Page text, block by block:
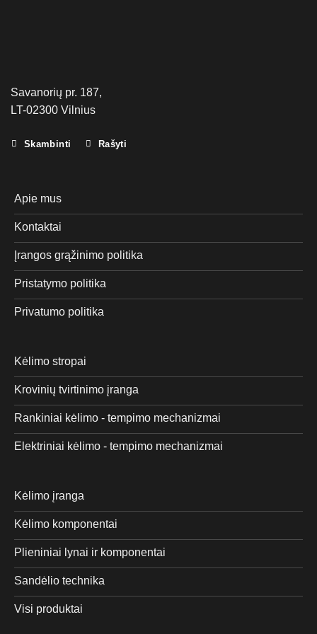
Savanorių pr. 187,
LT-02300 Vilnius
Skambinti Rašyti
Apie mus
Kontaktai
Įrangos grąžinimo politika
Pristatymo politika
Privatumo politika
Kėlimo stropai
Krovinių tvirtinimo įranga
Rankiniai kėlimo - tempimo mechanizmai
Elektriniai kėlimo - tempimo mechanizmai
Kėlimo įranga
Kėlimo komponentai
Plieniniai lynai ir komponentai
Sandėlio technika
Visi produktai